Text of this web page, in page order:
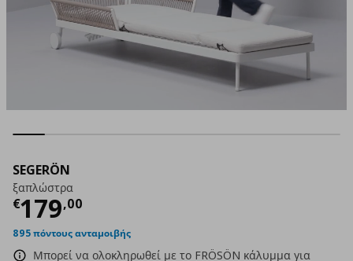
SEGERÖN
ξαπλώστρα
€179,00
Τρέχουσα τιμή
895 πόντους ανταμοιβής
Μπορεί να ολοκληρωθεί με το FRÖSÖN κάλυμμα για